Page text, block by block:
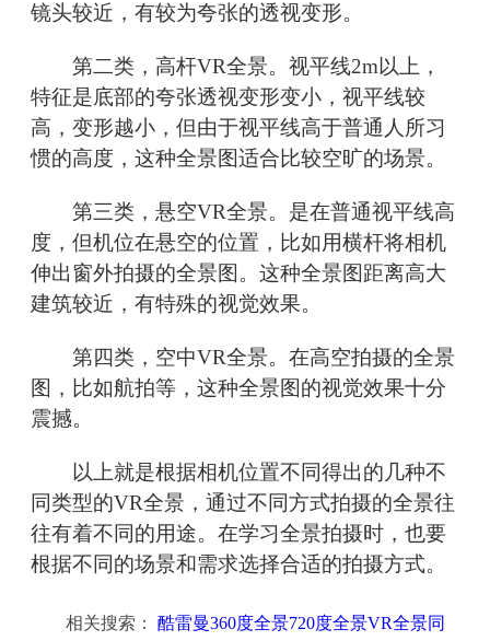
镜头较近，有较为夸张的透视变形。
第二类，高杆VR全景。视平线2m以上，
特征是底部的夸张透视变形变小，视平线较
高，变形越小，但由于视平线高于普通人所习
惯的高度，这种全景图适合比较空旷的场景。
第三类，悬空VR全景。是在普通视平线高
度，但机位在悬空的位置，比如用横杆将相机
伸出窗外拍摄的全景图。这种全景图距离高大
建筑较近，有特殊的视觉效果。
第四类，空中VR全景。在高空拍摄的全景
图，比如航拍等，这种全景图的视觉效果十分
震撼。
以上就是根据相机位置不同得出的几种不
同类型的VR全景，通过不同方式拍摄的全景往
往有着不同的用途。在学习全景拍摄时，也要
根据不同的场景和需求选择合适的拍摄方式。
相关搜索： 酷雷曼360度全景720度全景VR全景同